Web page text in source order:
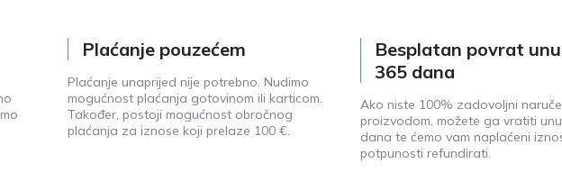
Plaćanje pouzećem
Plaćanje unaprijed nije potrebno. Nudimo
mogućnost plaćanja gotovinom ili karticom.
Također, postoji mogućnost obročnog
plaćanja za iznose koji prelaze 100 €.
Besplatan povrat
365 dana
Ako niste 100% zadovoljni
proizvodom, možete ga vratiti
dana te ćemo vam naplaćeni
potpunosti refundirati.